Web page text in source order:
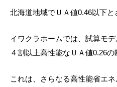
北海道地域でＵＡ値0.46以下と
イワクラホームでは、試算モ
４割以上高性能なＵＡ値0.26の
これは、さらなる高性能省エ